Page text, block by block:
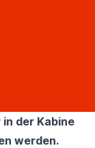
der Kabine
werden.